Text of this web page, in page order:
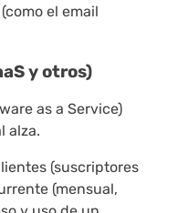
el email
y otros)
as a Service)
alza.
(suscriptores
(mensual,